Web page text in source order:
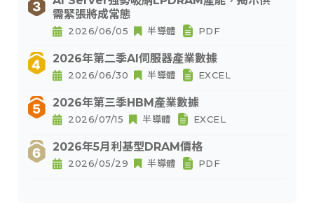
需緊張將成常態
2026/06/05 半導體 PDF
2026年第二季AI伺服器產業數據
2026/06/30 半導體 EXCEL
2026年第三季HBM產業數據
2026/07/15 半導體 EXCEL
2026年5月利基型DRAM價格
2026/05/29 半導體 PDF